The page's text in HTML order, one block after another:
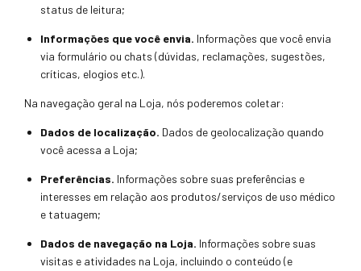
status de leitura;
Informações que você envia. Informações que você envia
via formulário ou chats (dúvidas, reclamações, sugestões,
críticas, elogios etc.).
Na navegação geral na Loja, nós poderemos coletar:
Dados de localização. Dados de geolocalização quando
você acessa a Loja;
Preferências. Informações sobre suas preferências e
interesses em relação aos produtos/serviços de uso médico
e tatuagem;
Dados de navegação na Loja. Informações sobre suas
visitas e atividades na Loja, incluindo o conteúdo (e